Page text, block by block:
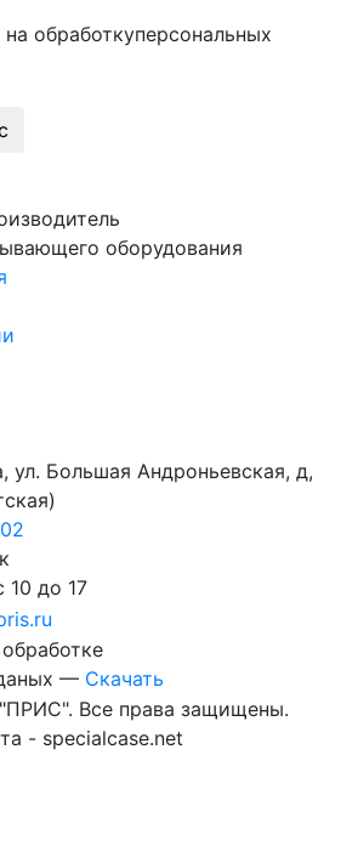
обработкуперсональных
оборудования
ул. Большая Андроньевская, д,
10 до 17
— Скачать
Все права защищены.
- specialcase.net